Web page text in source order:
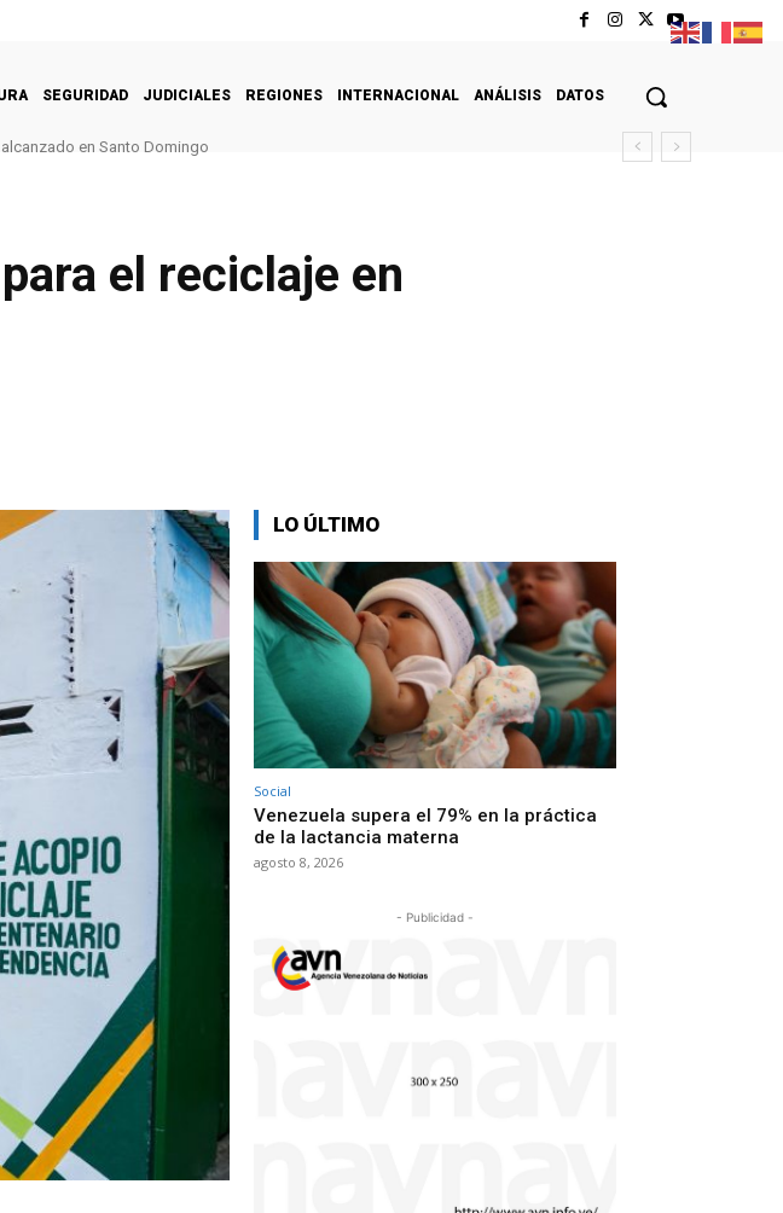
SEGURIDAD JUDICIALES REGIONES INTERNACIONAL ANÁLISIS DATOS
en Santo Domingo
el reciclaje en
LO ÚLTIMO
Social
Venezuela supera el 79% en la práctica
de la lactancia materna
agosto 8, 2026
- Publicidad -